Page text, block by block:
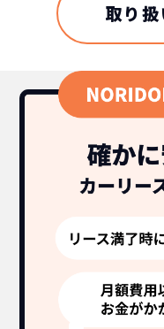
取り